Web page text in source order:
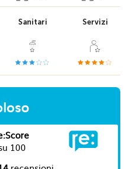
Sanitari Servizi